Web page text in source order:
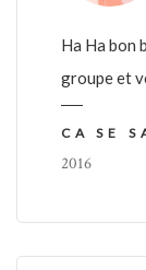
Ha Ha bon
groupe et
CA SE
2016